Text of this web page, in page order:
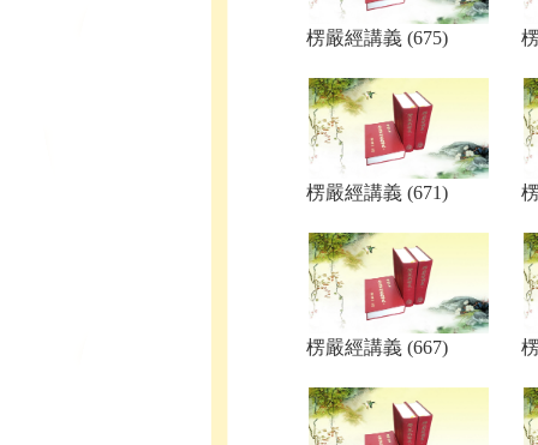
楞嚴經講義 (675)
楞嚴經講義 (671)
楞嚴經講義 (667)